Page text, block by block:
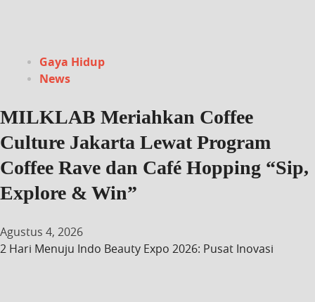
Gaya Hidup
News
MILKLAB Meriahkan Coffee
Culture Jakarta Lewat Program
Coffee Rave dan Café Hopping “Sip,
Explore & Win”
Agustus 4, 2026
2 Hari Menuju Indo Beauty Expo 2026: Pusat Inovasi